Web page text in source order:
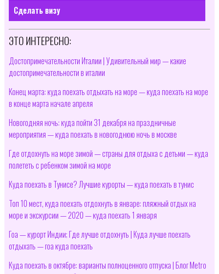
Сделать визу
ЭТО ИНТЕРЕСНО:
Достопримечательности Италии | Удивительный мир — какие
достопримечательности в италии
Конец марта: куда поехать отдыхать на море — куда поехать на море
в конце марта начале апреля
Новогодняя ночь: куда пойти 31 декабря на праздничные
мероприятия — куда поехать в новогоднюю ночь в москве
Где отдохнуть на море зимой — страны для отдыха с детьми — куда
полететь с ребенком зимой на море
Куда поехать в Тунисе? Лучшие курорты — куда поехать в тунис
Топ 10 мест, куда поехать отдохнуть в январе: пляжный отдых на
море и экскурсии — 2020 — куда поехать 1 января
Гоа — курорт Индии; Где лучше отдохнуть | Куда лучше поехать
отдыхать — гоа куда поехать
Куда поехать в октябре: варианты полноценного отпуска | Блог Мetro